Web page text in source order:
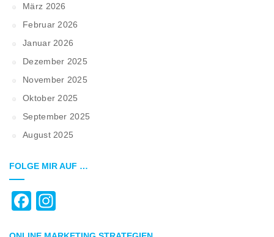
März 2026
Februar 2026
Januar 2026
Dezember 2025
November 2025
Oktober 2025
September 2025
August 2025
FOLGE MIR AUF …
Facebook